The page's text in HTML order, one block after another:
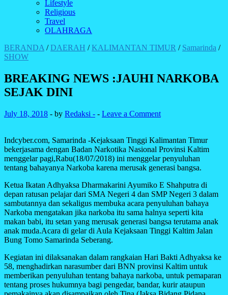
Lifestyle
Religious
Travel
OLAHRAGA
BERANDA /DAERAH /KALIMANTAN TIMUR / Samarinda /
SHOW
BREAKING NEWS :JAUHI NARKOBA
SEJAK DINI
July 18, 2018 - by Redaksi - - Leave a Comment
Indcyber.com, Samarinda -Kejaksaan Tinggi Kalimantan Timur
bekerjasama dengan Badan Narkotika Nasional Provinsi Kaltim
menggelar pagi,Rabu(18/07/2018) ini menggelar penyuluhan
tentang bahayanya Narkoba karena merusak generasi bangsa.
Ketua Ikatan Adhyaksa Dharmakarini Ayumiko E Shahputra di
depan ratusan pelajar dari SMA Negeri 4 dan SMP Negeri 3 dalam
sambutannya dan sekaligus membuka acara penyuluhan bahaya
Narkoba mengatakan jika narkoba itu sama halnya seperti kita
makan babi, itu setan yang merusak generasi bangsa terutama anak
anak muda.Acara di gelar di Aula Kejaksaan Tinggi Kaltim Jalan
Bung Tomo Samarinda Seberang.
Kegiatan ini dilaksanakan dalam rangkaian Hari Bakti Adhyaksa ke
58, menghadirkan narasumber dari BNN provinsi Kaltim untuk
memberikan penyuluhan tentang bahaya narkoba, untuk pemaparan
tentang proses hukumnya bagi pengedar, bandar, kurir ataupun